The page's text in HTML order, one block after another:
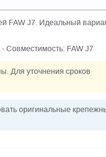
FAW J7. Идеальный
Совместимость: FAW J7
Для уточнения сроков
оригинальные